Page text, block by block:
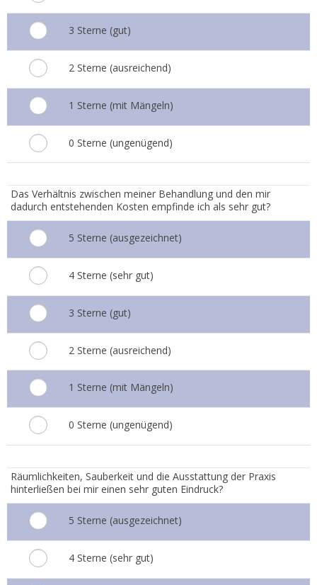
3 Sterne (gut)
2 Sterne (ausreichend)
1 Sterne (mit Mängeln)
0 Sterne (ungenügend)
Das Verhältnis zwischen meiner Behandlung und den mir
dadurch entstehenden Kosten empfinde ich als sehr gut?
5 Sterne (ausgezeichnet)
4 Sterne (sehr gut)
3 Sterne (gut)
2 Sterne (ausreichend)
1 Sterne (mit Mängeln)
0 Sterne (ungenügend)
Räumlichkeiten, Sauberkeit und die Ausstattung der Praxis
hinterließen bei mir einen sehr guten Eindruck?
5 Sterne (ausgezeichnet)
4 Sterne (sehr gut)